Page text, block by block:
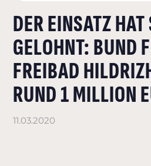
LANDKREIS
DEUTSCHER
DER EINSATZ
GELOHNT: BUND
FREIBAD
RUND 1 MILLION
11.03.2020